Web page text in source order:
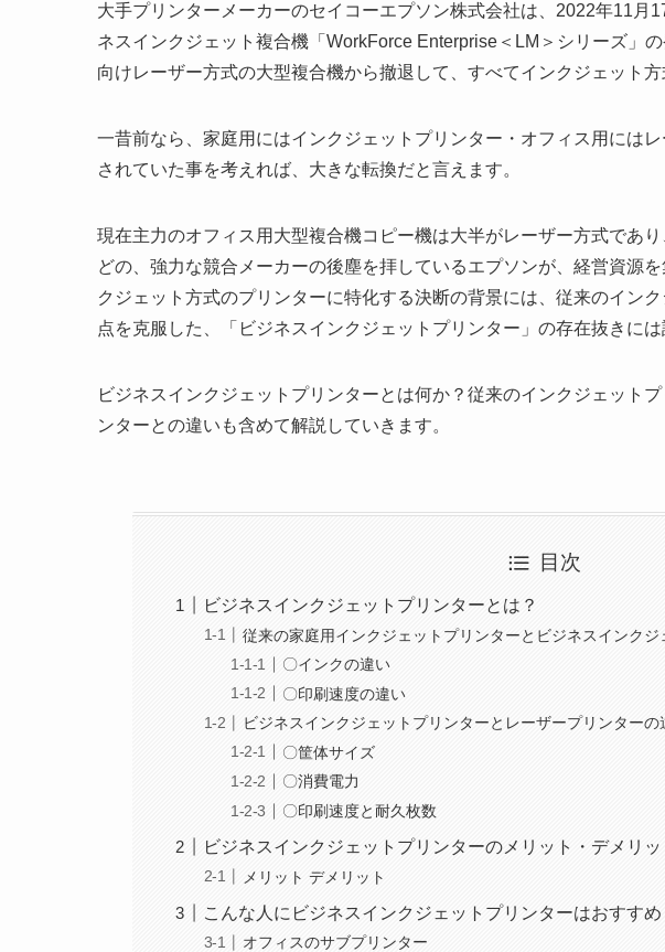
大手プリンターメーカーのセイコーエプソン株式会社は、2022年11月
ネスインクジェット複合機「WorkForce Enterprise＜LM＞シリーズ」
向けレーザー方式の大型複合機から撤退して、すべてインクジェット方
一昔前なら、家庭用にはインクジェットプリンター・オフィス用には
されていた事を考えれば、大きな転換だと言えます。
現在主力のオフィス用大型複合機コピー機は大半がレーザー方式であ
どの、強力な競合メーカーの後塵を拝しているエプソンが、経営資源
クジェット方式のプリンターに特化する決断の背景には、従来のイン
点を克服した、「ビジネスインクジェットプリンター」の存在抜きには
ビジネスインクジェットプリンターとは何か？従来のインクジェット
ンターとの違いも含めて解説していきます。
目次
ビジネスインクジェットプリンターとは？
従来の家庭用インクジェットプリンターとビジネスインク
〇インクの違い
〇印刷速度の違い
ビジネスインクジェットプリンターとレーザープリンターの
〇筐体サイズ
〇消費電力
〇印刷速度と耐久枚数
ビジネスインクジェットプリンターのメリット・デメリッ
メリット デメリット
こんな人にビジネスインクジェットプリンターはおすすめ
オフィスのサブプリンター